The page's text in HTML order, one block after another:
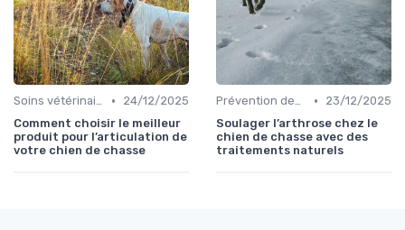
Soins vétérinaires pour chiens de chasse •
24/12/2025
Comment choisir le meilleur
produit pour l’articulation de
votre chien de chasse
Prévention des blessures •
23/12/2025
Soulager l’arthrose chez le
chien de chasse avec des
traitements naturels